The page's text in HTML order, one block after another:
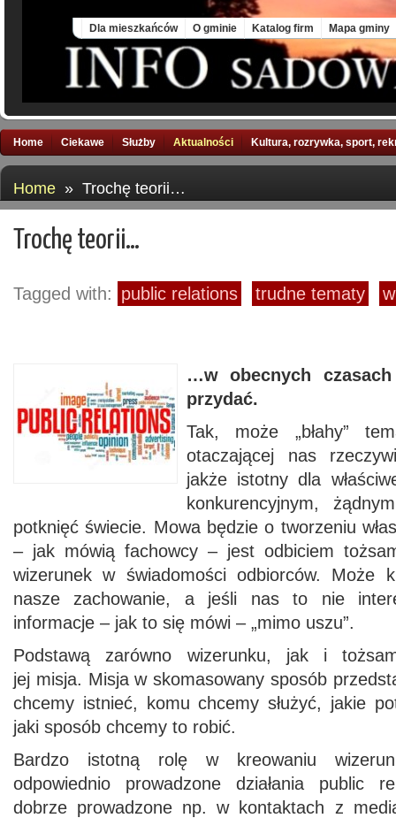
Dla mieszkańców O gminie Katalog firm Mapa gminy
Home Ciekawe Służby Aktualności Kultura, rozrywka, sport,
Home » Trochę teorii…
Trochę teorii…
Tagged with: public relations trudne tematy
…w obecnych
przydać.
Tak, może „błahy”
otaczającej nas
jakże istotny dla
konkurencyjnym,
potknięć świecie. Mowa będzie o tworzeniu
– jak mówią fachowcy – jest odbiciem
wizerunek w świadomości odbiorców. Może
nasze zachowanie, a jeśli nas to nie
informacje – jak to się mówi – „mimo uszu”.
Podstawą zarówno wizerunku, jak i
jej misja. Misja w skomasowany sposób
chcemy istnieć, komu chcemy służyć, jakie
jaki sposób chcemy to robić.
Bardzo istotną rolę w kreowaniu
odpowiednio prowadzone działania public
dobrze prowadzone np. w kontaktach z